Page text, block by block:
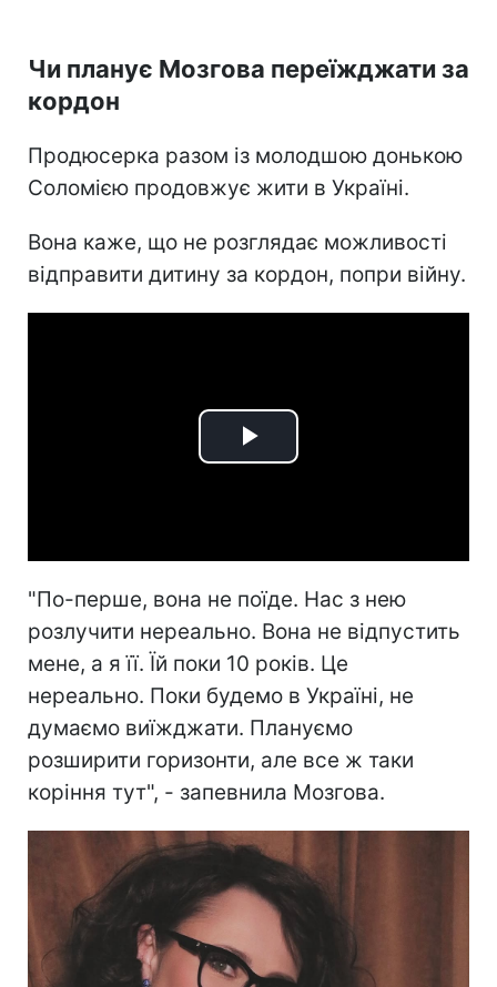
Чи планує Мозгова переїжджати за
кордон
Продюсерка разом із молодшою донькою
Соломією продовжує жити в Україні.
Вона каже, що не розглядає можливості
відправити дитину за кордон, попри війну.
Play
"По-перше, вона не поїде. Нас з нею
розлучити нереально. Вона не відпустить
мене, а я її. Їй поки 10 років. Це
нереально. Поки будемо в Україні, не
думаємо виїжджати. Плануємо
розширити горизонти, але все ж таки
коріння тут", - запевнила Мозгова.